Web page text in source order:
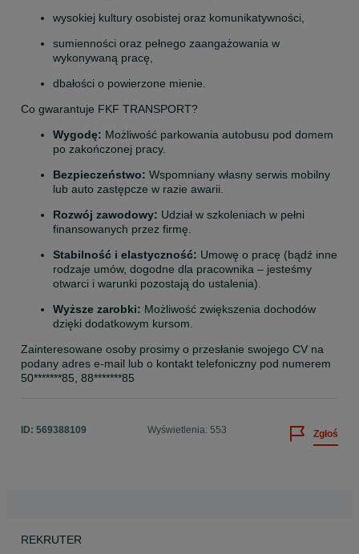
wysokiej kultury osobistej oraz komunikatywności,
sumienności oraz pełnego zaangażowania w
wykonywaną pracę,
dbałości o powierzone mienie.
Co gwarantuje FKF TRANSPORT?
Wygodę: Możliwość parkowania autobusu pod domem
po zakończonej pracy.
Bezpieczeństwo: Wspomniany własny serwis mobilny
lub auto zastępcze w razie awarii.
Rozwój zawodowy: Udział w szkoleniach w pełni
finansowanych przez firmę.
Stabilność i elastyczność: Umowę o pracę (bądź inne
rodzaje umów, dogodne dla pracownika – jesteśmy
otwarci i warunki pozostają do ustalenia).
Wyższe zarobki: Możliwość zwiększenia dochodów
dzięki dodatkowym kursom.
Zainteresowane osoby prosimy o przesłanie swojego CV na
podany adres e-mail lub o kontakt telefoniczny pod numerem
50*******85, 88*******85
ID: 569388109 Wyświetlenia: 553 Zgłoś
REKRUTER